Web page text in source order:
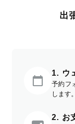
出
1. ウ
予約フ
します。
2. お